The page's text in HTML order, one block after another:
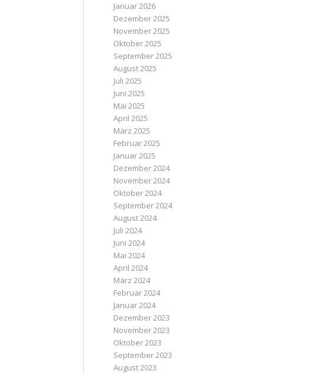
Januar 2026
Dezember 2025
November 2025
Oktober 2025
September 2025
August 2025
Juli 2025
Juni 2025
Mai 2025
April 2025
März 2025
Februar 2025
Januar 2025
Dezember 2024
November 2024
Oktober 2024
September 2024
August 2024
Juli 2024
Juni 2024
Mai 2024
April 2024
März 2024
Februar 2024
Januar 2024
Dezember 2023
November 2023
Oktober 2023
September 2023
August 2023